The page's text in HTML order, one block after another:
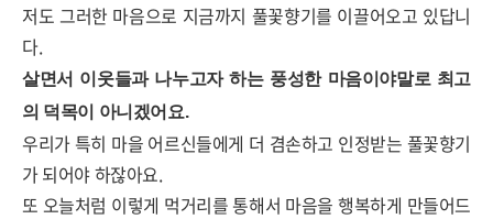
저도 그러한 마음으로 지금까지 풀꽃향기를 이끌어오고 있답니
다.
살면서 이웃들과 나누고자 하는 풍성한 마음이야말로 최고
의 덕목이 아니겠어요.
우리가 특히 마을 어르신들에게 더 겸손하고 인정받는 풀꽃향기
가 되어야 하잖아요.
또 오늘처럼 이렇게 먹거리를 통해서 마음을 행복하게 만들어드